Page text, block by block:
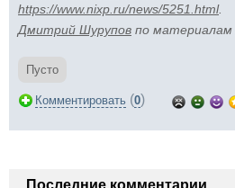
https://www.nixp.ru/news/5251.html.
Дмитрий Шурупов по материалам
Пусто
Комментировать (0)
Последние комментарии